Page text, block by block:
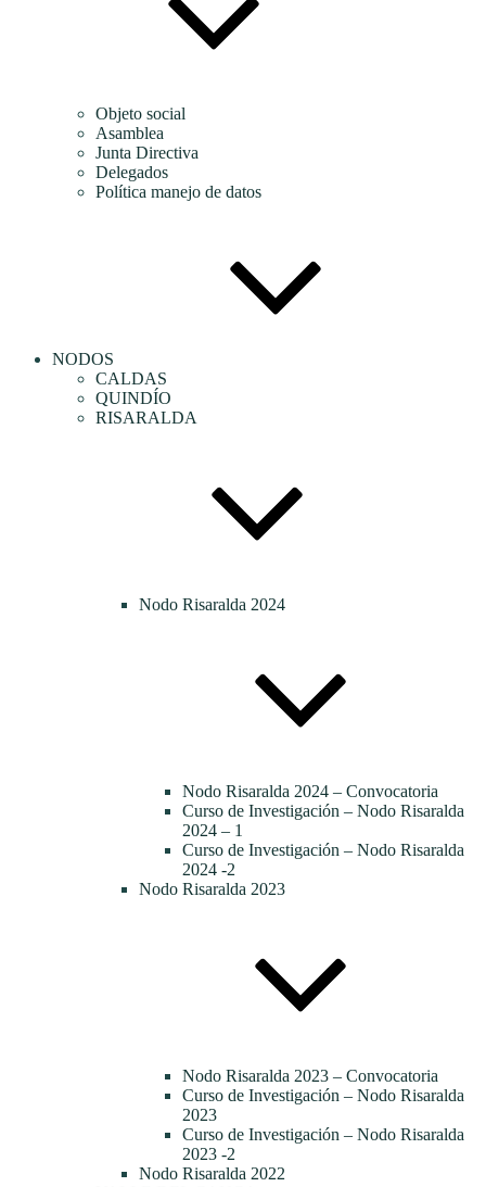
Objeto social
Asamblea
Junta Directiva
Delegados
Política manejo de datos
NODOS
CALDAS
QUINDÍO
RISARALDA
Nodo Risaralda 2024
Nodo Risaralda 2024 – Convocatoria
Curso de Investigación – Nodo Risaralda
2024 – 1
Curso de Investigación – Nodo Risaralda
2024 -2
Nodo Risaralda 2023
Nodo Risaralda 2023 – Convocatoria
Curso de Investigación – Nodo Risaralda
2023
Curso de Investigación – Nodo Risaralda
2023 -2
Nodo Risaralda 2022